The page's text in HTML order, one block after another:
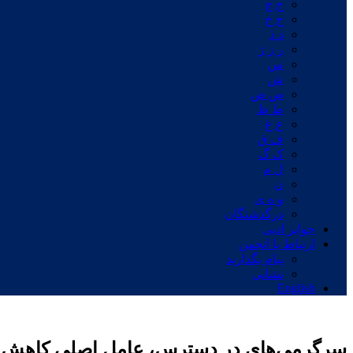
ج چ
ح خ
د ذ
ر ز ژ
س
ش
ص ض
ط ظ
ع غ
ف ق
ک گ
ل م
ن
و ه ی
درگذشتگان
جوایز ادبی
ارتباط با انجمن
پیام بگذارید
نشانی
English